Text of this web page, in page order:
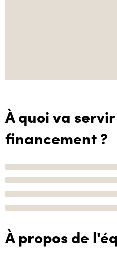
À quoi va
financement ?
À propos de